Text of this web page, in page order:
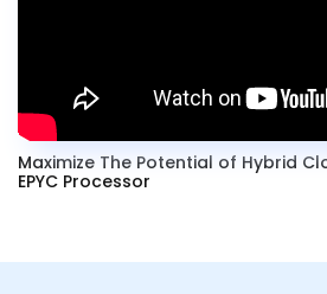
Maximize The Potential of Hybrid
EPYC Processor